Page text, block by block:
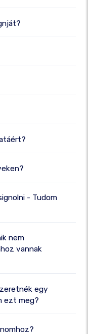
- Tudom
nem
vannak
egy
ezt meg?